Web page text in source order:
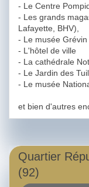
- Le Centre
- Les grands
Lafayette, BHV),
- Le musée Grévin
- L'hôtel de ville
- La cathédrale
- Le Jardin des
- Le musée
et bien d'autres
Quartier
(92)